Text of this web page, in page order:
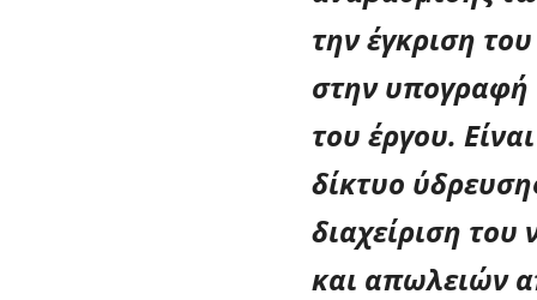
την έγκριση
στην υπογραφή
του έργου.
δίκτυο
διαχείριση
και απωλειών